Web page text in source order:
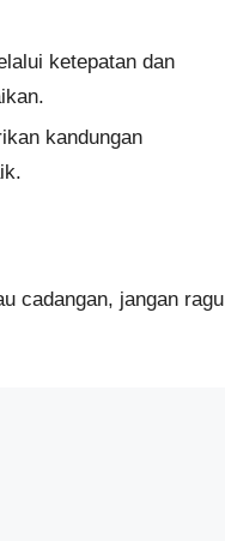
ketepatan dan
kandungan
cadangan, jangan ragu